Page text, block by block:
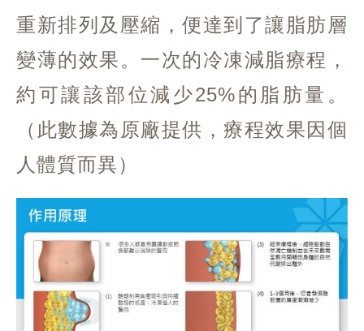
重新排列及壓縮，便達到了讓脂肪層
變薄的效果。一次的冷凍減脂療程，
約可讓該部位減少25%的脂肪量。
（此數據為原廠提供，療程效果因個
人體質而異）